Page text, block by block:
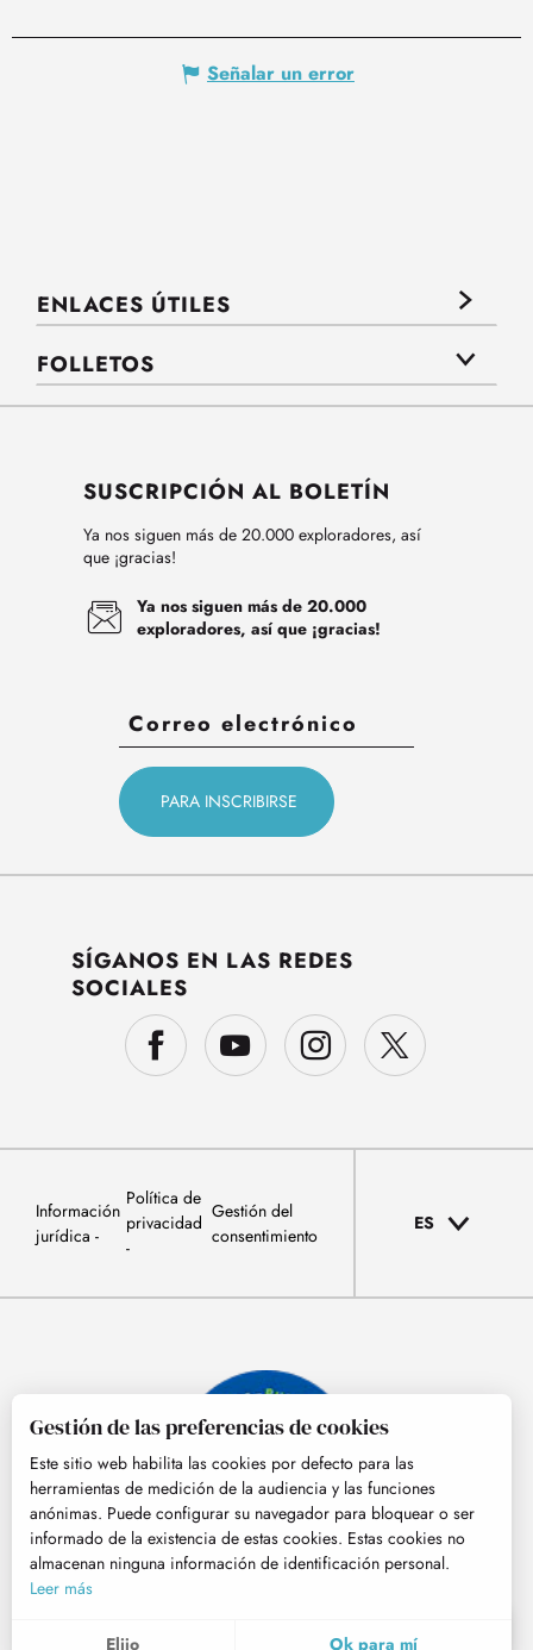
MENÚ
Señalar un error
ENLACES ÚTILES
FOLLETOS
SUSCRIPCIÓN AL BOLETÍN
Ya nos siguen más de 20.000 exploradores, así
que ¡gracias!
Ya nos siguen más de 20.000
exploradores, así que ¡gracias!
SÍGANOS EN LAS REDES
SOCIALES
Información
jurídica
Política de
privacidad
Gestión del
consentimiento
ES
© Tourisme Hautes-Pyrénées
Gestión de las preferencias de cookies
Este sitio web habilita las cookies por defecto para las
herramientas de medición de la audiencia y las funciones
anónimas. Puede configurar su navegador para bloquear o ser
informado de la existencia de estas cookies. Estas cookies no
almacenan ninguna información de identificación personal.
Leer más
Elijo Ok para mí